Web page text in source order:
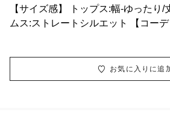
【サイズ感】 トップス:幅-ゆったり/
ムス:ストレートシルエット 【コーディネートポイント】
CGSのパーカーを主役にしたカジ
お気に入りに追